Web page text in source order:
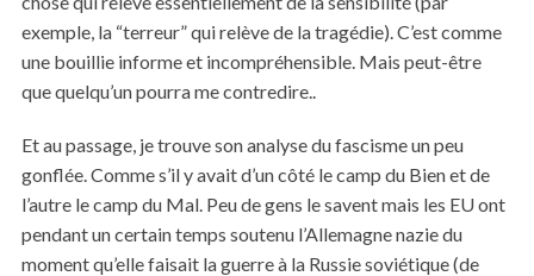
exemple, la “terreur” qui relève de la tragédie). C’est comme
une bouillie informe et incompréhensible. Mais peut-être
que quelqu’un pourra me contredire..
Et au passage, je trouve son analyse du fascisme un peu
gonflée. Comme s’il y avait d’un côté le camp du Bien et de
l’autre le camp du Mal. Peu de gens le savent mais les EU ont
pendant un certain temps soutenu l’Allemagne nazie du
moment qu’elle faisait la guerre à la Russie soviétique (de
h
f
r
: